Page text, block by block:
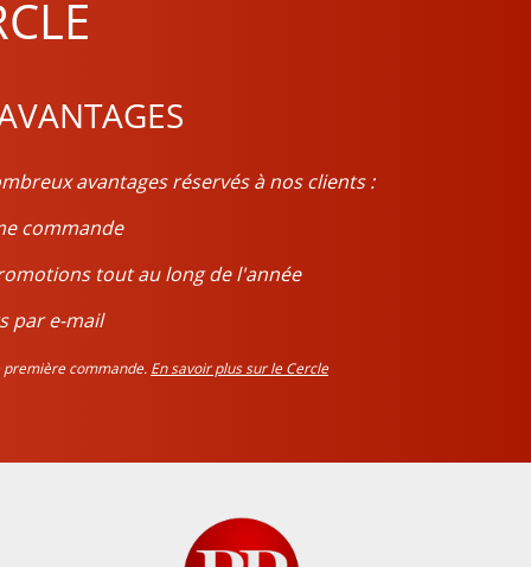
avantages réservés à nos clients :
commande
tout au long de l'année
par e-mail
commande. En savoir plus sur le Cercle